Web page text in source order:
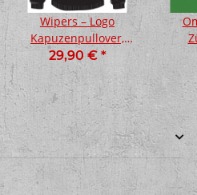
Wipers – Logo
Kapuzenpullover,
schwarz
29,90 € *